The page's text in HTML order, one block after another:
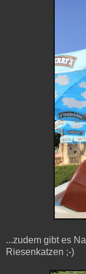
...zudem gibt es
Riesenkatzen ;-)